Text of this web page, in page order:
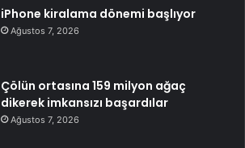
iPhone kiralama dönemi başlıyor
Ağustos 7, 2026
Çölün ortasına 159 milyon ağaç
dikerek imkansızı başardılar
Ağustos 7, 2026